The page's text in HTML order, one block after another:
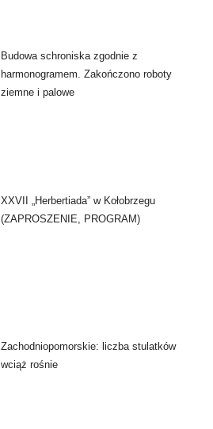
Budowa schroniska zgodnie z
harmonogramem. Zakończono roboty
ziemne i palowe
XXVII „Herbertiada” w Kołobrzegu
(ZAPROSZENIE, PROGRAM)
Zachodniopomorskie: liczba stulatków
wciąż rośnie